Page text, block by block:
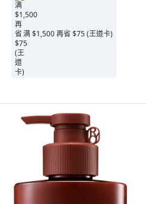
满 $1,500 再省 $75 (王道卡)